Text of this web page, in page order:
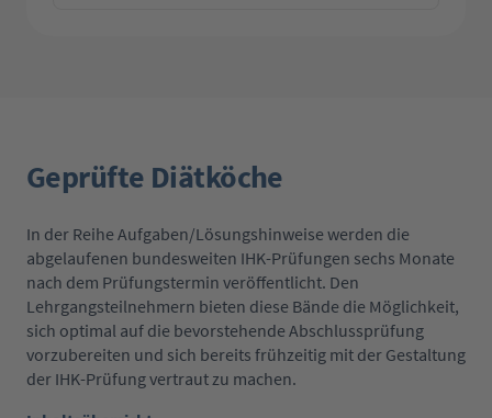
Geprüfte Diätköche
In der Reihe Aufgaben/Lösungshinweise werden die
abgelaufenen bundesweiten IHK-Prüfungen sechs Monate
nach dem Prüfungstermin veröffentlicht. Den
Lehrgangsteilnehmern bieten diese Bände die Möglichkeit,
sich optimal auf die bevorstehende Abschlussprüfung
vorzubereiten und sich bereits frühzeitig mit der Gestaltung
der IHK-Prüfung vertraut zu machen.